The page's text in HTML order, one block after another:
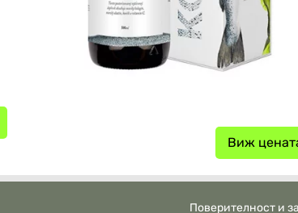
Виж
Поверителност и